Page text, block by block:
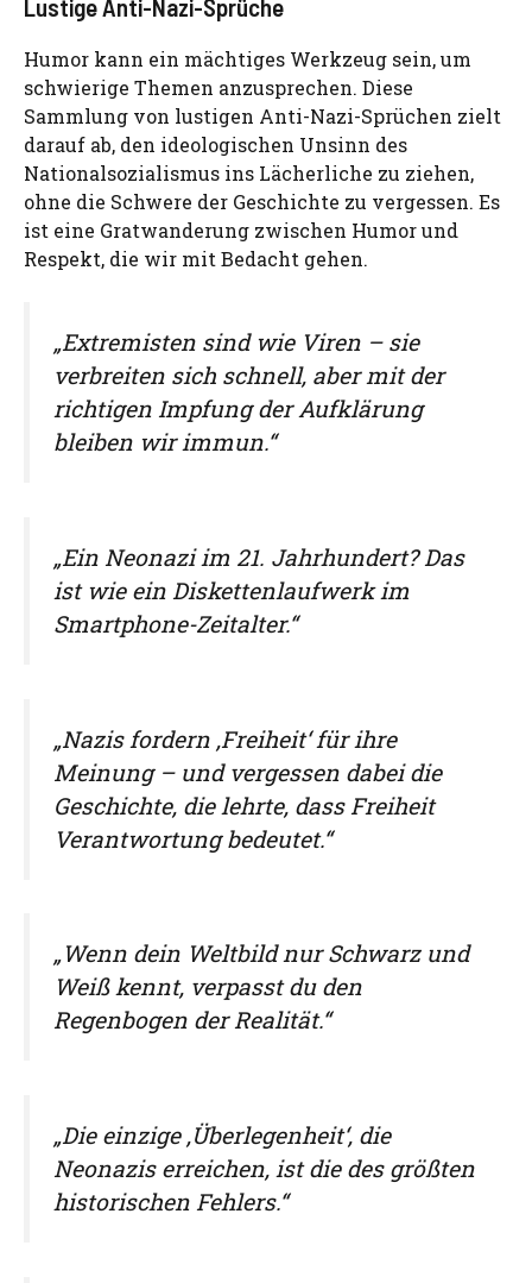
Lustige Anti-Nazi-Sprüche
Humor kann ein mächtiges Werkzeug sein, um
schwierige Themen anzusprechen. Diese
Sammlung von lustigen Anti-Nazi-Sprüchen zielt
darauf ab, den ideologischen Unsinn des
Nationalsozialismus ins Lächerliche zu ziehen,
ohne die Schwere der Geschichte zu vergessen. Es
ist eine Gratwanderung zwischen Humor und
Respekt, die wir mit Bedacht gehen.
„Extremisten sind wie Viren – sie
verbreiten sich schnell, aber mit der
richtigen Impfung der Aufklärung
bleiben wir immun.“
„Ein Neonazi im 21. Jahrhundert? Das
ist wie ein Diskettenlaufwerk im
Smartphone-Zeitalter.“
„Nazis fordern ‚Freiheit‘ für ihre
Meinung – und vergessen dabei die
Geschichte, die lehrte, dass Freiheit
Verantwortung bedeutet.“
„Wenn dein Weltbild nur Schwarz und
Weiß kennt, verpasst du den
Regenbogen der Realität.“
„Die einzige ‚Überlegenheit‘, die
Neonazis erreichen, ist die des größten
historischen Fehlers.“